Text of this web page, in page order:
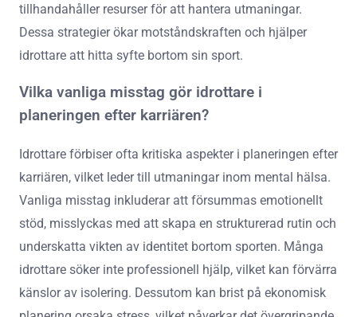
tillhandahåller resurser för att hantera utmaningar.
Dessa strategier ökar motståndskraften och hjälper
idrottare att hitta syfte bortom sin sport.
Vilka vanliga misstag gör idrottare i
planeringen efter karriären?
Idrottare förbiser ofta kritiska aspekter i planeringen efter
karriären, vilket leder till utmaningar inom mental hälsa.
Vanliga misstag inkluderar att försummas emotionellt
stöd, misslyckas med att skapa en strukturerad rutin och
underskatta vikten av identitet bortom sporten. Många
idrottare söker inte professionell hjälp, vilket kan förvärra
känslor av isolering. Dessutom kan brist på ekonomisk